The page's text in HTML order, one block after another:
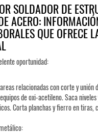
SOLDADOR DE
ACERO:
QUE OFRECE
oportunidad:
relacionadas con corte y
de oxi-acetileno. Saca
Corta planchas y fierro en tiras,